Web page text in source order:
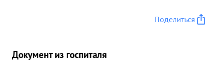
Поделиться
Документ из госпиталя